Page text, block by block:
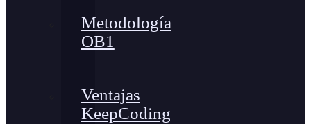
Metodología
OB1
Ventajas
KeepCoding